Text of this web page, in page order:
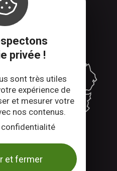
NOUS
privée !
sont très utiles
expérience de
et mesurer votre
nos contenus.
et fermer